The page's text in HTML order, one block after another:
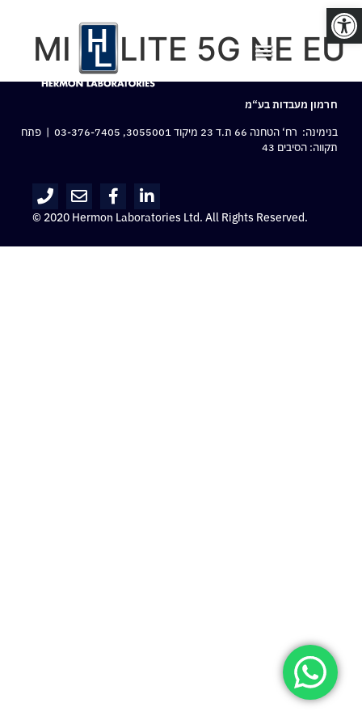
פתח סרגל נגישות
MI 11 LITE 5G NE EU
חרמון מעבדות בע“מ
בנימינה: רח‘ הטחנה 66 ת.ד 23 מיקוד 3055001,
03-376-7405 | פתח
תקווה: הסיבים 43
© 2020 Hermon Laboratories Ltd. All Rights Reserved.